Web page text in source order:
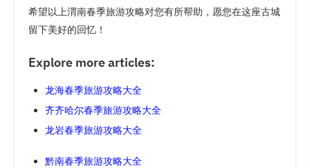
希望以上渭南春季旅游攻略对您有所帮助，愿您在这座古城
留下美好的回忆！
Explore more articles:
龙海春季旅游攻略大全
齐齐哈尔春季旅游攻略大全
龙岩春季旅游攻略大全
黔南春季旅游攻略大全